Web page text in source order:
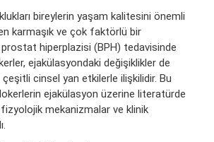
bireylerin yaşam kalitesini önemli
karmaşık ve çok faktörlü bir
hiperplazisi (BPH) tedavisinde
ejakülasyondaki değişiklikler de
cinsel yan etkilerle ilişkilidir. Bu
ejakülasyon üzerine literatürde
mekanizmalar ve klinik